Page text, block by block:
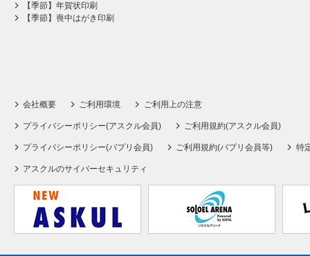
【季節】年賀状印刷
【季節】喪中はがき印刷
会社概要 ご利用環境 ご利用上の注意
プライバシーポリシー(アスクル会員) ご利用規約(アスクル会員)
プライバシーポリシー(パプリ会員) ご利用規約(パプリ会員等) 特
アスクルのサイバーセキュリティ